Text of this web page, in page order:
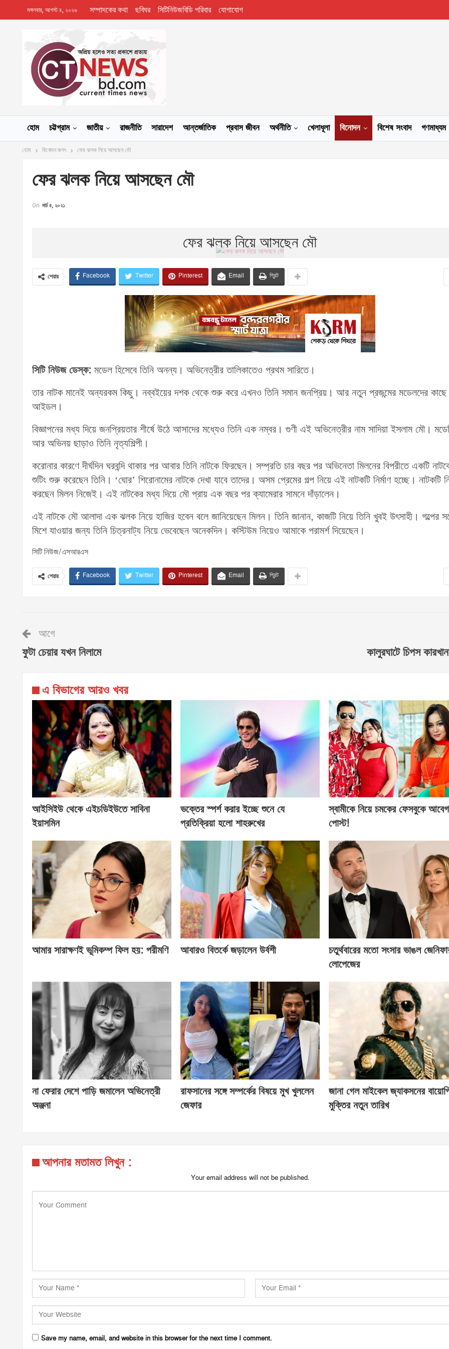
মঙ্গলবার, আগস্ট ৪, ২০২৬ সম্পাদকের কথা ছবিঘর সিটিনিউজবিডি পরিবার যোগাযোগ
হোম চট্টগ্রাম জাতীয় রাজনীতি সারাদেশ আন্তর্জাতিক প্রবাস জীবন অর্থনীতি খেলাধূলা বিনোদন বিশেষ সংবাদ গণমাধ্যম
হোম বিনোদন জগৎ ফের ঝলক নিয়ে আসছেন মৌ
ফের ঝলক নিয়ে আসছেন মৌ
On মার্চ ৪, ২০২১
ফের ঝলক নিয়ে আসছেন মৌ
শেয়ার Facebook Twitter Pinterest Email প্রিন্ট
সিটি নিউজ ডেস্ক: মডেল হিসেবে তিনি অনন্য। অভিনেত্রীর তালিকাতেও প্রথম সারিতে।
তার নাটক মানেই অন্যরকম কিছু। নব্বইয়ের দশক থেকে শুরু করে এখনও তিনি সমান জনপ্রিয়। আর নতুন প্রজন্মের মডেলদের কাছে
আইডল।
বিজ্ঞাপনের মধ্য দিয়ে জনপ্রিয়তার শীর্ষে উঠে আসাদের মধ্যেও তিনি এক নম্বর। গুণী এই অভিনেত্রীর নাম সাদিয়া ইসলাম মৌ।
আর অভিনয় ছাড়াও তিনি নৃত্যশিল্পী।
করোনার কারণে দীর্ঘদিন ঘরবন্দি থাকার পর আবার তিনি নাটকে ফিরছেন। সম্প্রতি চার বছর পর অভিনেতা মিলনের বিপরীতে একটি
শুটিং শুরু করেছেন তিনি। ‘ঘোর’ শিরোনামের নাটকে দেখা যাবে তাদের। অসম প্রেমের গল্প নিয়ে এই নাটকটি নির্মাণ হচ্ছে। নাটকটি
করছেন মিলন নিজেই। এই নাটকের মধ্য দিয়ে মৌ প্রায় এক বছর পর ক্যামেরার সামনে দাঁড়ালেন।
এই নাটকে মৌ আলাদা এক ঝলক নিয়ে হাজির হবেন বলে জানিয়েছেন মিলন। তিনি জানান, কাজটি নিয়ে তিনি খুবই উৎসাহী। গল্পের
মিশে যাওয়ার জন্য তিনি চিত্রনাট্য নিয়ে ভেবেছেন অনেকদিন। কস্টিউম নিয়েও আমাকে পরামর্শ দিয়েছেন।
সিটি নিউজ/এসআরএস
শেয়ার Facebook Twitter Pinterest Email প্রিন্ট
আগে
ফুটা চেয়ার যখন নিলামে কালুরঘাটে চিপস
এ বিভাগের আরও খবর
আইসিইউ থেকে এইচডিইউতে সাবিনা
ইয়াসমিন
ভক্তের স্পর্শ করার ইচ্ছে শুনে যে
প্রতিক্রিয়া হলো শাহরুখের
স্বামীকে নিয়ে চমকের ফেসবুকে
পোস্ট!
আমার সারাক্ষণই ভূমিকম্প ফিল হয়: পরীমণি আবারও বিতর্কে জড়ালেন উর্বশী
চতুর্থবারের মতো সংসার ভাঙল
লোপেজের
না ফেরার দেশে পাড়ি জমালেন অভিনেত্রী
অঞ্জনা
রাফসানের সঙ্গে সম্পর্কের বিষয়ে মুখ খুললেন
জেফার
জানা গেল মাইকেল জ্যাকসনের
মুক্তির নতুন তারিখ
আপনার মতামত লিখুন :
Your email address will not be published.
Save my name, email, and website in this browser for the next time I comment.